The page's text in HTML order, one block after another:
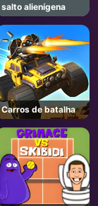
salto alienígena
Carros de batalha